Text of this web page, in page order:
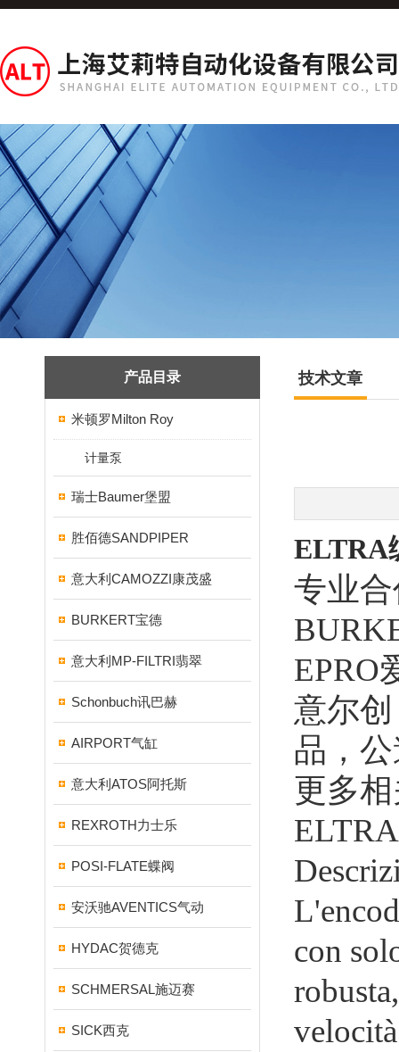
产品目录
米顿罗Milton Roy
计量泵
瑞士Baumer堡盟
胜佰德SANDPIPER
意大利CAMOZZI康茂盛
BURKERT宝德
意大利MP-FILTRI翡翠
Schonbuch讯巴赫
AIRPORT气缸
意大利ATOS阿托斯
REXROTH力士乐
POSI-FLATE蝶阀
安沃驰AVENTICS气动
HYDAC贺德克
SCHMERSAL施迈赛
SICK西克
技术文章
ELTRA
专业
EPRO
意尔
品，
更多
con